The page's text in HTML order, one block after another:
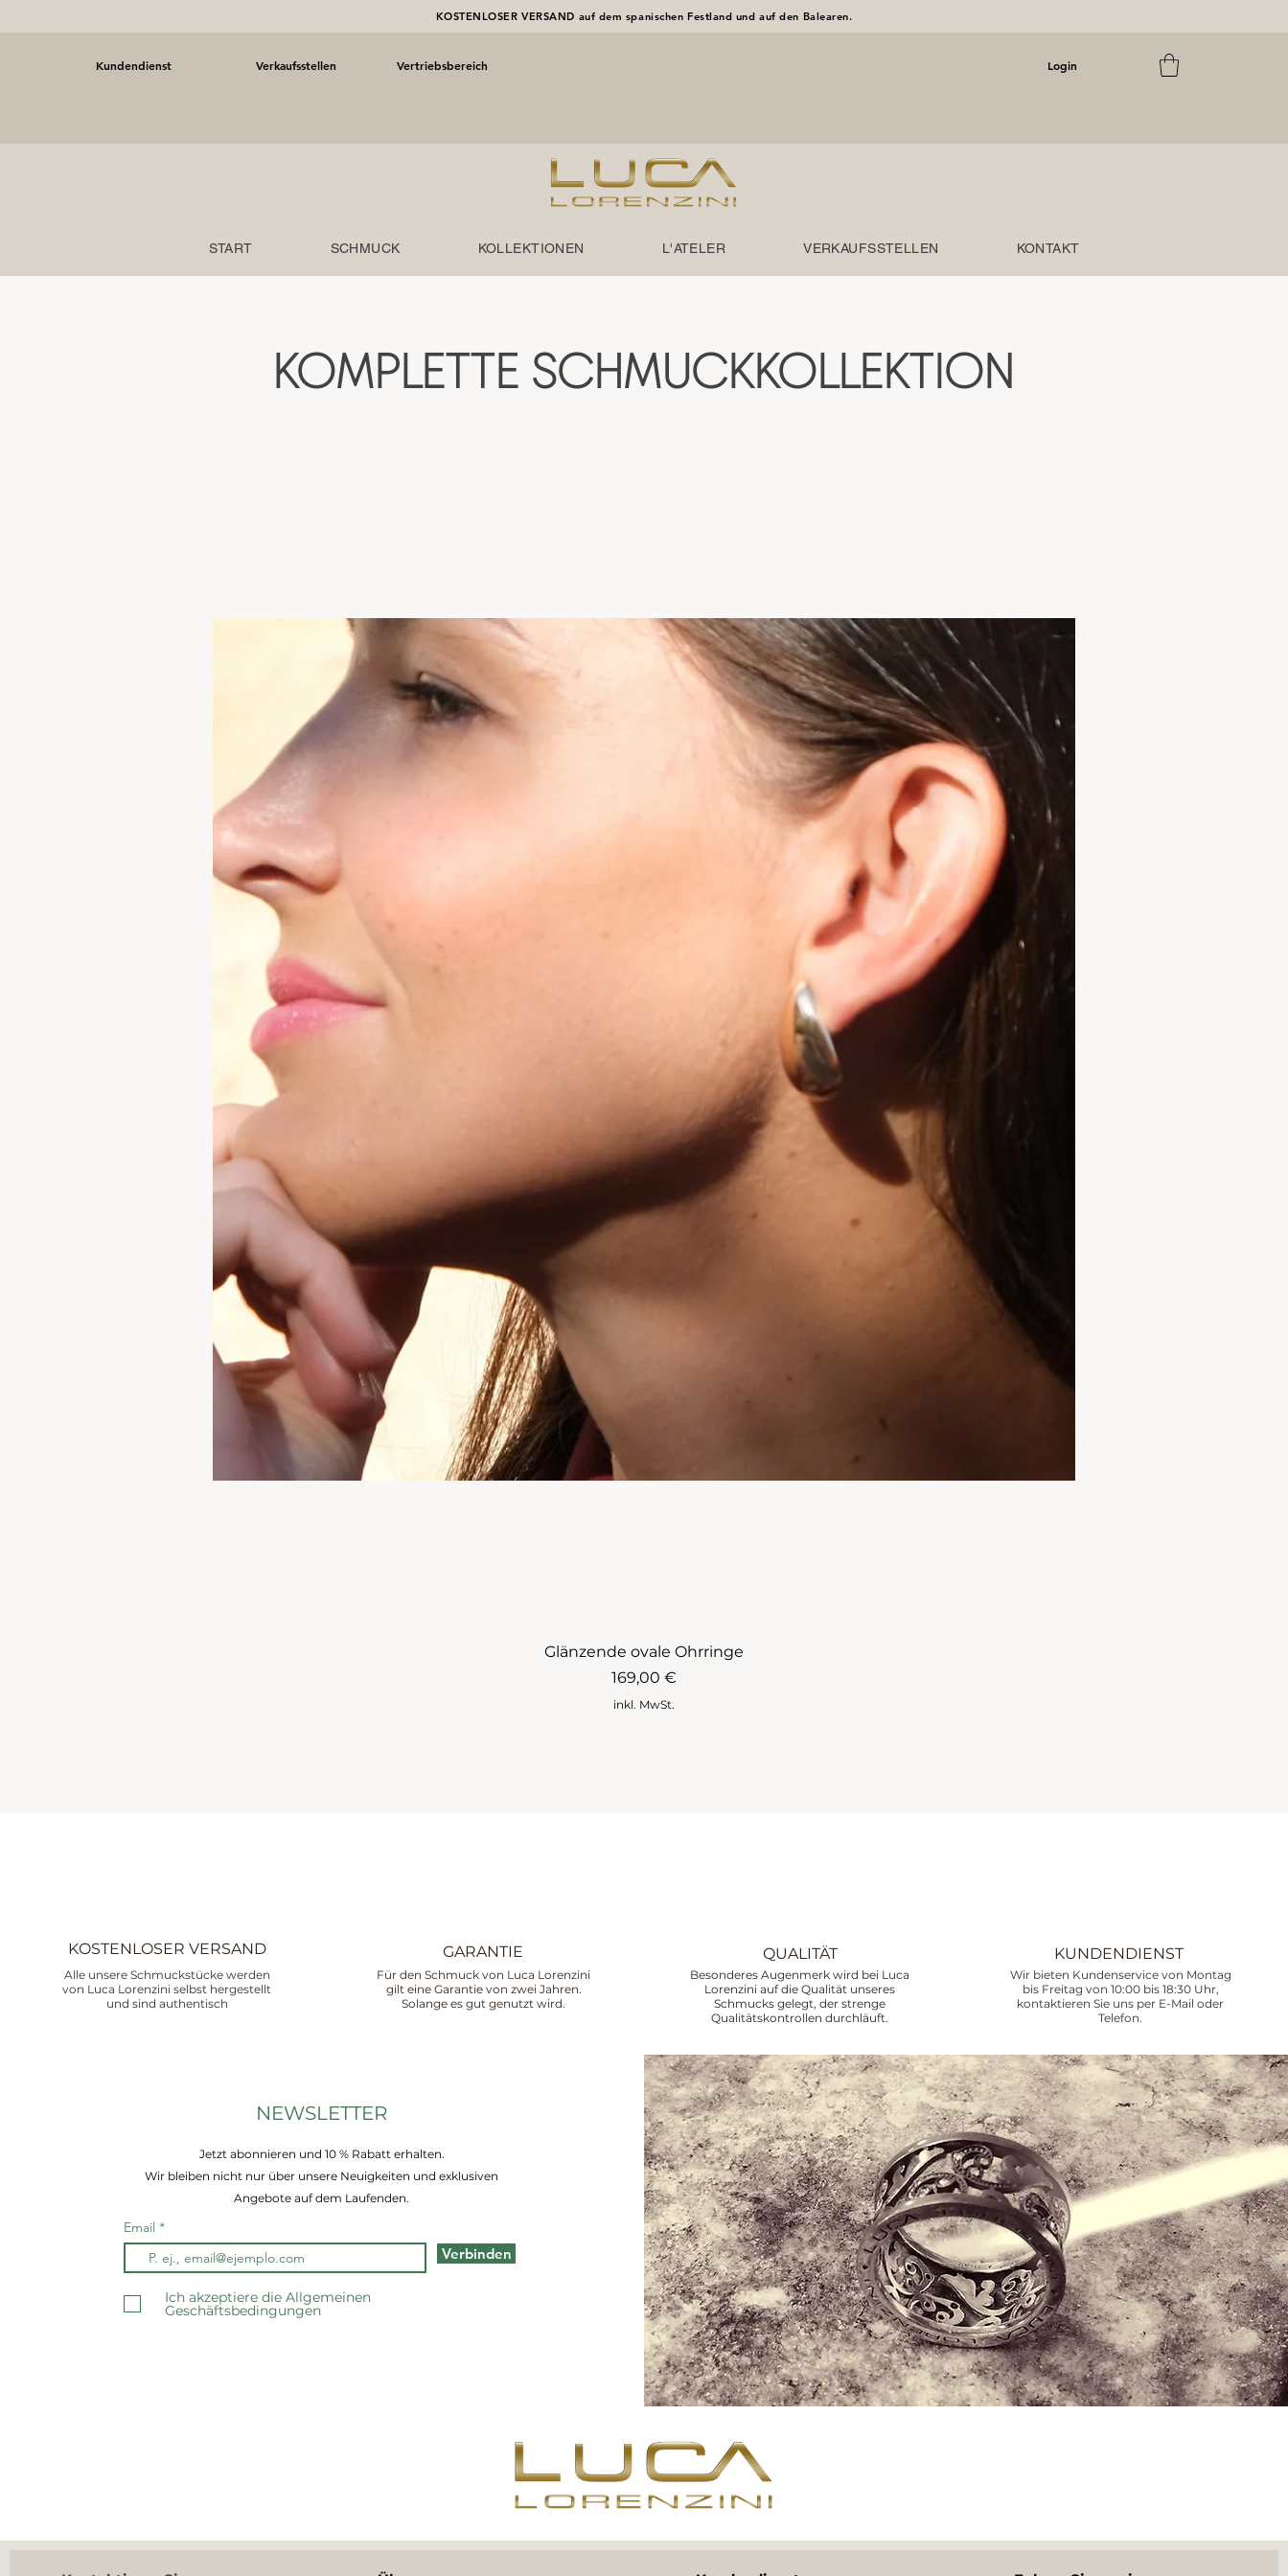
KOSTENLOSER VERSAND auf dem spanischen Festland und auf den Balearen.
Kundendienst Verkaufsstellen Vertriebsbereich Login
START SCHMUCK KOLLEKTIONEN L'ATELER VERKAUFSSTELLEN KONTAKT
KOMPLETTE SCHMUCKKOLLEKTION
Glänzende ovale Ohrringe
Preis
169,00 €
inkl. MwSt.
KOSTENLOSER VERSAND
Alle unsere Schmuckstücke werden
von Luca Lorenzini selbst hergestellt
und sind authentisch
GARANTIE
Für den Schmuck von Luca Lorenzini
gilt eine Garantie von zwei Jahren.
Solange es gut genutzt wird.
QUALITÄT
Besonderes Augenmerk wird bei Luca
Lorenzini auf die Qualität unseres
Schmucks gelegt, der strenge
Qualitätskontrollen durchläuft.
KUNDENDIENST
Wir bieten Kundenservice von Montag
bis Freitag von 10:00 bis 18:30 Uhr,
kontaktieren Sie uns per E-Mail oder
Telefon.
NEWSLETTER
Jetzt abonnieren und 10 % Rabatt erhalten.
Wir bleiben nicht nur über unsere Neuigkeiten und exklusiven
Angebote auf dem Laufenden.
Email
Verbinden
Ich akzeptiere die Allgemeinen
Geschäftsbedingungen